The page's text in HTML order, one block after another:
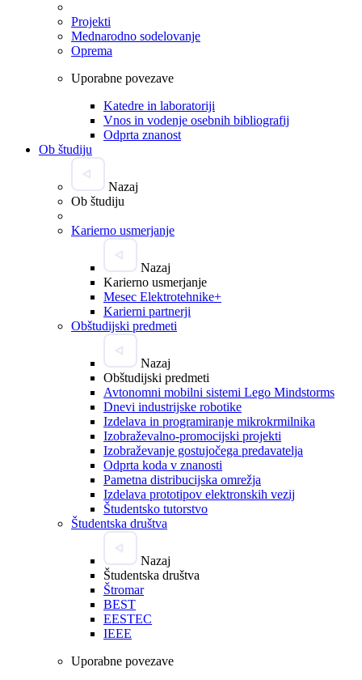
Projekti
Mednarodno sodelovanje
Oprema
Uporabne povezave
Katedre in laboratoriji
Vnos in vodenje osebnih bibliografij
Odprta znanost
Ob študiju
Nazaj
Ob študiju
Karierno usmerjanje
Nazaj
Karierno usmerjanje
Mesec Elektrotehnike+
Karierni partnerji
Obštudijski predmeti
Nazaj
Obštudijski predmeti
Avtonomni mobilni sistemi Lego Mindstorms
Dnevi industrijske robotike
Izdelava in programiranje mikrokrmilnika
Izobraževalno-promocijski projekti
Izobraževanje gostujočega predavatelja
Odprta koda v znanosti
Pametna distribucijska omrežja
Izdelava prototipov elektronskih vezij
Študentsko tutorstvo
Študentska društva
Nazaj
Študentska društva
Štromar
BEST
EESTEC
IEEE
Uporabne povezave